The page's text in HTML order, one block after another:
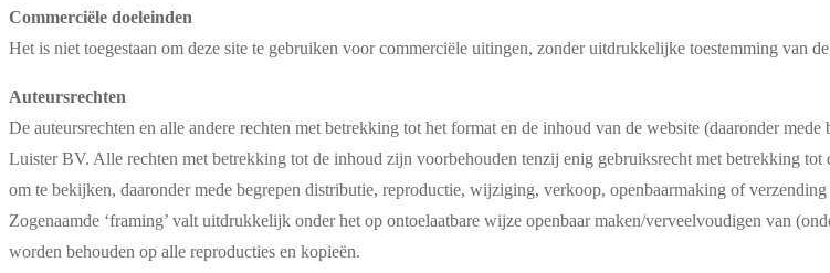
Commerciële doeleinden
Het is niet toegestaan om deze site te gebruiken voor commerciële uitingen, zonder uitdrukkelijke toestemming van
Auteursrechten
De auteursrechten en alle andere rechten met betrekking tot het format en de inhoud van de website (daaronder
Luister BV. Alle rechten met betrekking tot de inhoud zijn voorbehouden tenzij enig gebruiksrecht met betrekking
om te bekijken, daaronder mede begrepen distributie, reproductie, wijziging, verkoop, openbaarmaking of
Zogenaamde ‘framing’ valt uitdrukkelijk onder het op ontoelaatbare wijze openbaar maken/verveelvoudigen van
worden behouden op alle reproducties en kopieën.